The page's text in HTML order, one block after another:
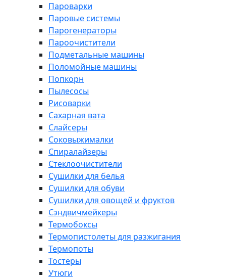
Пароварки
Паровые системы
Парогенераторы
Пароочистители
Подметальные машины
Поломойные машины
Попкорн
Пылесосы
Рисоварки
Сахарная вата
Слайсеры
Соковыжималки
Спиралайзеры
Стеклоочистители
Сушилки для белья
Сушилки для обуви
Сушилки для овощей и фруктов
Сэндвичмейкеры
Термобоксы
Термопистолеты для разжигания
Термопоты
Тостеры
Утюги